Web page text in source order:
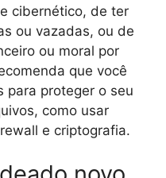
cibernético, de ter
ou vazadas, ou de
ou moral por
que você
para proteger o seu
como usar
e criptografia.